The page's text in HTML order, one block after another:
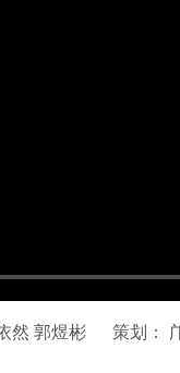
然 郭煜彬 策划：